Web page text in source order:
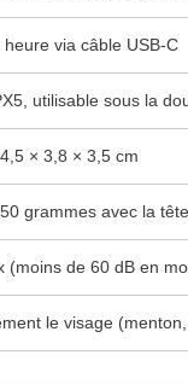
heure via câble USB-C
utilisable sous la
× 3,8 × 3,5 cm
grammes avec la
(moins de 60 dB en
le visage